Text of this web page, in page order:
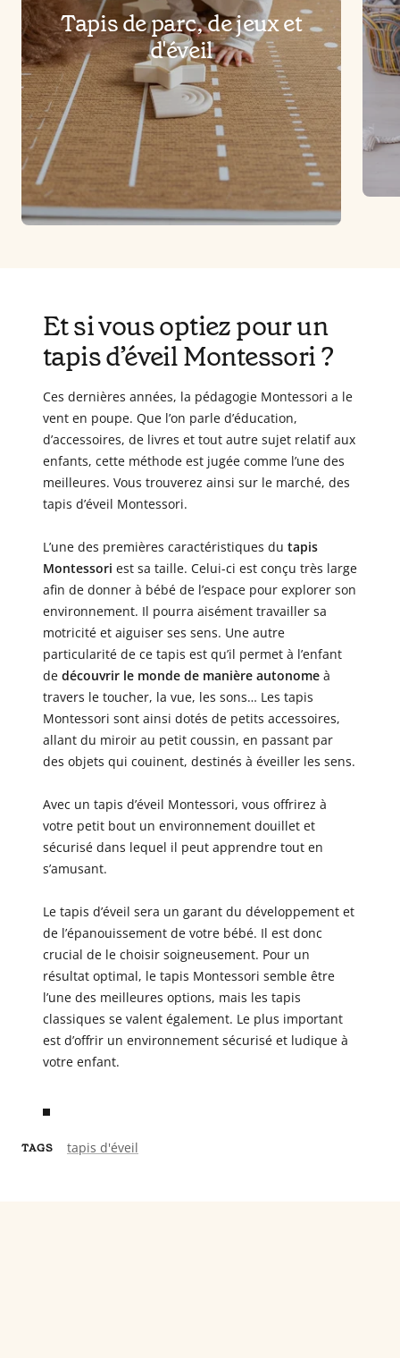
Tapis de parc, de jeux et
d'éveil
Et si vous optiez pour un
tapis d’éveil Montessori ?
Ces dernières années, la pédagogie Montessori a le
vent en poupe. Que l’on parle d’éducation,
d’accessoires, de livres et tout autre sujet relatif aux
enfants, cette méthode est jugée comme l’une des
meilleures. Vous trouverez ainsi sur le marché, des
tapis d’éveil Montessori.
L’une des premières caractéristiques du tapis
Montessori est sa taille. Celui-ci est conçu très large
afin de donner à bébé de l’espace pour explorer son
environnement. Il pourra aisément travailler sa
motricité et aiguiser ses sens. Une autre
particularité de ce tapis est qu’il permet à l’enfant
de découvrir le monde de manière autonome à
travers le toucher, la vue, les sons… Les tapis
Montessori sont ainsi dotés de petits accessoires,
allant du miroir au petit coussin, en passant par
des objets qui couinent, destinés à éveiller les sens.
Avec un tapis d’éveil Montessori, vous offrirez à
votre petit bout un environnement douillet et
sécurisé dans lequel il peut apprendre tout en
s’amusant.
Le tapis d’éveil sera un garant du développement et
de l’épanouissement de votre bébé. Il est donc
crucial de le choisir soigneusement. Pour un
résultat optimal, le tapis Montessori semble être
l’une des meilleures options, mais les tapis
classiques se valent également. Le plus important
est d’offrir un environnement sécurisé et ludique à
votre enfant.
TAGS tapis d'éveil